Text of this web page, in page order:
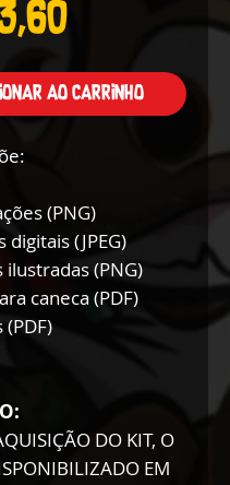
normal
Preço
ao carrinho
(PNG)
digitais (JPEG)
ilustradas (PNG)
caneca (PDF)
DO KIT, O
EM